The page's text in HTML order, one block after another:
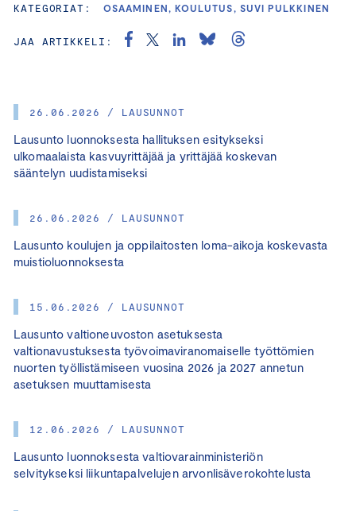
26.06.2026 / LAUSUNNOT
Lausunto luonnoksesta hallituksen esitykseksi
ulkomaalaista kasvuyrittäjää ja yrittäjää koskevan
sääntelyn uudistamiseksi
26.06.2026 / LAUSUNNOT
Lausunto koulujen ja oppilaitosten loma-aikoja koskevasta
muistioluonnoksesta
15.06.2026 / LAUSUNNOT
Lausunto valtioneuvoston asetuksesta
valtionavustuksesta työvoimaviranomaiselle työttömien
nuorten työllistämiseen vuosina 2026 ja 2027 annetun
asetuksen muuttamisesta
12.06.2026 / LAUSUNNOT
Lausunto luonnoksesta valtiovarainministeriön
selvitykseksi liikuntapalvelujen arvonlisäverokohtelusta
KATEGORIAT: OSAAMINEN, KOULUTUS, SUVI PULKKINEN
JAA ARTIKKELI: